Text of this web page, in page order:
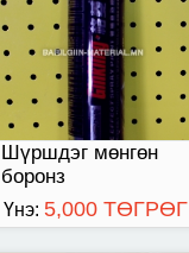
Шүршдэг мөнгөн
боронз
Үнэ: 5,000 ТӨГРӨГ
орос мөнгөн бронз
БТ-177